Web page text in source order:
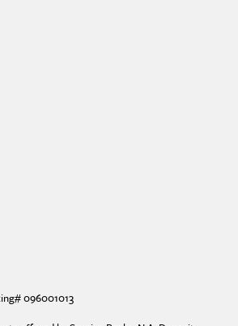
096001013